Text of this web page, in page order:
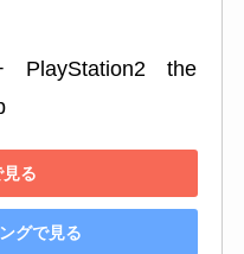
　PlayStation2　the
る
グで見る